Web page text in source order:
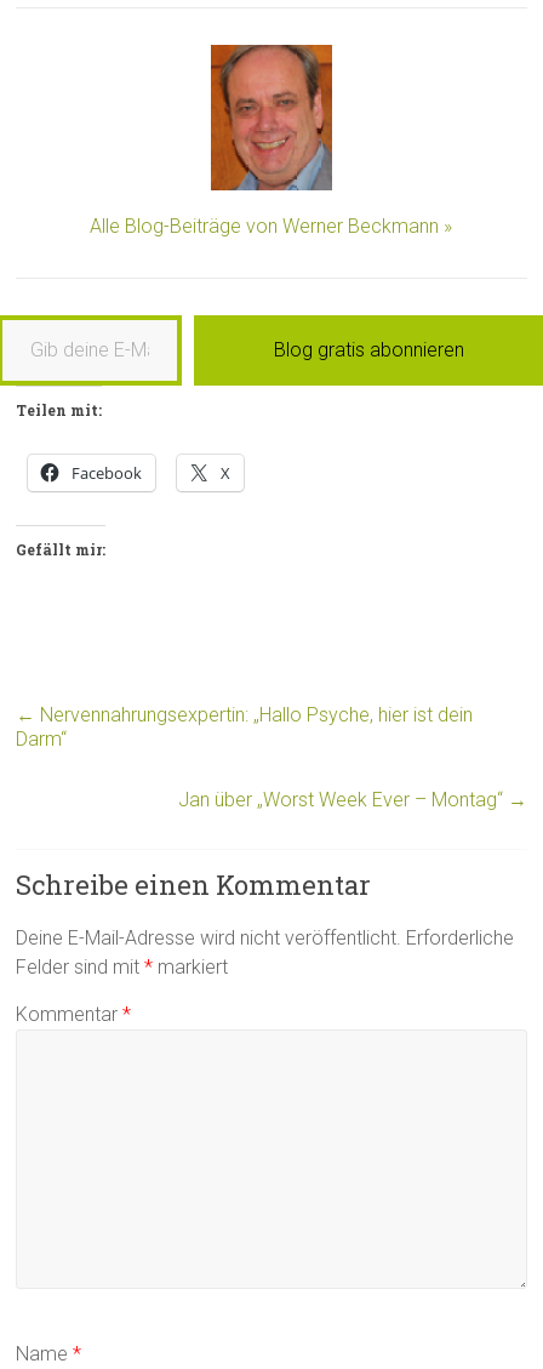
Alle Blog-Beiträge von Werner Beckmann »
E-Mail-Adresse ein …
Blog gratis abonnieren
Teilen mit:
Facebook X
Gefällt mir:
← Nervennahrungsexpertin: „Hallo Psyche, hier ist dein
Darm“
Jan über „Worst Week Ever – Montag“ →
Schreibe einen Kommentar
Deine E-Mail-Adresse wird nicht veröffentlicht. Erforderliche
Felder sind mit* markiert
Kommentar*
Name*